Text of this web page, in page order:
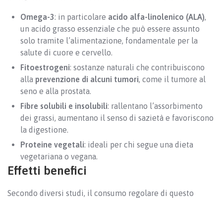
Omega-3: in particolare acido alfa-linolenico (ALA),
un acido grasso essenziale che può essere assunto
solo tramite l’alimentazione, fondamentale per la
salute di cuore e cervello.
Fitoestrogeni: sostanze naturali che contribuiscono
alla prevenzione di alcuni tumori, come il tumore al
seno e alla prostata.
Fibre solubili e insolubili: rallentano l’assorbimento
dei grassi, aumentano il senso di sazietà e favoriscono
la digestione.
Proteine vegetali: ideali per chi segue una dieta
vegetariana o vegana.
Effetti benefici
Secondo diversi studi, il consumo regolare di questo